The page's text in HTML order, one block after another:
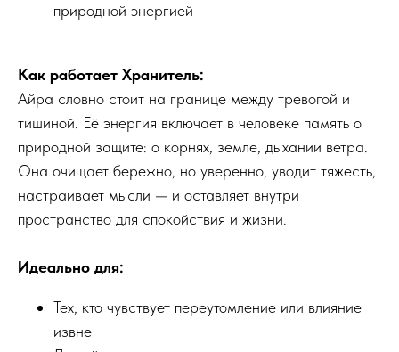
природной энергией
Как работает Хранитель:
Айра словно стоит на границе между тревогой и
тишиной. Её энергия включает в человеке память о
природной защите: о корнях, земле, дыхании ветра.
Она очищает бережно, но уверенно, уводит тяжесть,
настраивает мысли — и оставляет внутри
пространство для спокойствия и жизни.
Идеально для:
Тех, кто чувствует переутомление или влияние
извне